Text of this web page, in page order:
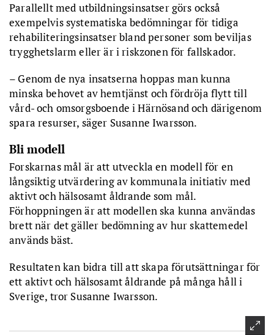
Parallellt med utbildningsinsatser görs också
exempelvis systematiska bedömningar för tidiga
rehabiliteringsinsatser bland personer som beviljas
trygghetslarm eller är i riskzonen för fallskador.
– Genom de nya insatserna hoppas man kunna
minska behovet av hemtjänst och fördröja flytt till
vård- och omsorgsboende i Härnösand och därigenom
spara resurser, säger Susanne Iwarsson.
Bli modell
Forskarnas mål är att utveckla en modell för en
långsiktig utvärdering av kommunala initiativ med
aktivt och hälsosamt åldrande som mål.
Förhoppningen är att modellen ska kunna användas
brett när det gäller bedömning av hur skattemedel
används bäst.
Resultaten kan bidra till att skapa förutsättningar för
ett aktivt och hälsosamt åldrande på många håll i
Sverige, tror Susanne Iwarsson.